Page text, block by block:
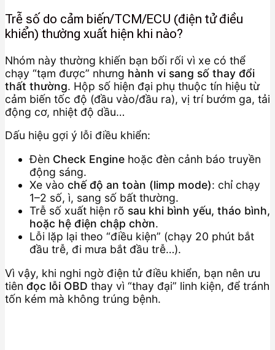
Trễ số do cảm biến/TCM/ECU (điện tử điều
khiển) thường xuất hiện khi nào?
Nhóm này thường khiến bạn bối rối vì xe có thể
chạy “tạm được” nhưng hành vi sang số thay đổi
thất thường. Hộp số hiện đại phụ thuộc tín hiệu từ
cảm biến tốc độ (đầu vào/đầu ra), vị trí bướm ga, tải
động cơ, nhiệt độ dầu…
Dấu hiệu gợi ý lỗi điều khiển:
Đèn Check Engine hoặc đèn cảnh báo truyền
động sáng.
Xe vào chế độ an toàn (limp mode): chỉ chạy
1–2 số, ì, sang số bất thường.
Trễ số xuất hiện rõ sau khi bình yếu, tháo bình,
hoặc hệ điện chập chờn.
Lỗi lặp lại theo “điều kiện” (chạy 20 phút bắt
đầu trễ, đi mưa bắt đầu trễ…).
Vì vậy, khi nghi ngờ điện tử điều khiển, bạn nên ưu
tiên đọc lỗi OBD thay vì “thay đại” linh kiện, để tránh
tốn kém mà không trúng bệnh.